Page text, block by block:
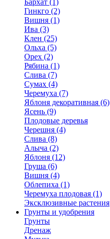
Бархат (1)
Гинкго (2)
Вишня (1)
Ива (3)
Клен (25)
Ольха (5)
Орех (2)
Рябина (1)
Слива (7)
Сумах (4)
Черемуха (7)
Яблоня декоративная (6)
Ясень (9)
Плодовые деревья
Черешня (4)
Слива (8)
Алыча (2)
Яблоня (12)
Груша (6)
Вишня (4)
Облепиха (1)
Черемуха плодовая (1)
Эксклюзивные растения
Грунты и удобрения
Грунты
Дренаж